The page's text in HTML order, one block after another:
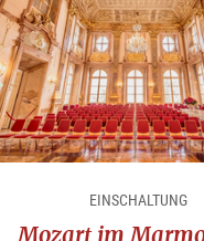
EINSCHALTUNG
Mozart im